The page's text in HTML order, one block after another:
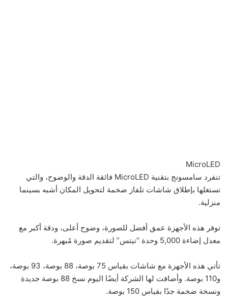
MicroLED
تنفرد سامسونج بتقنية MicroLED فائقة الدقة والوضوح، والتي
تستغلها بإطلاق شاشات تلفاز ضخمة لتحويل المكان أشبه بسينما
منزلية.
توفر هذه الأجهزة عمق أفضل للصورة، وضوح أعلى، ودقة أكبر مع
معدل إضاءة 5,000 وحدة “نيتس” لتقديم صورة مُبهرة.
تأتي هذه الأجهزة مع شاشات بقياس 75 بوصة، 88 بوصة، 93 بوصة،
و110 بوصة. وأضافت لها الشركة أيضًا اليوم نسخ 88 بوصة جديدة
ونسخة ضخمة جدًا بقياس 150 بوصة.